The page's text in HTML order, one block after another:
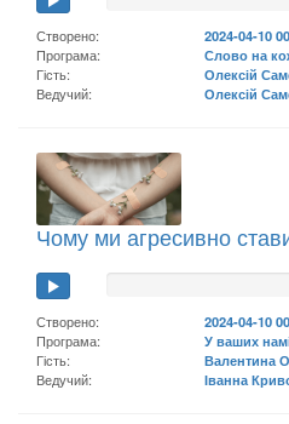
Створено:
2024-04-10
Програма:
Слово на
Гість:
Олексій
Ведучий:
Олексій
Чому ми агресивно
Створено:
2024-04-10
Програма:
У ваших
Гість:
Валентина
Ведучий:
Іванна